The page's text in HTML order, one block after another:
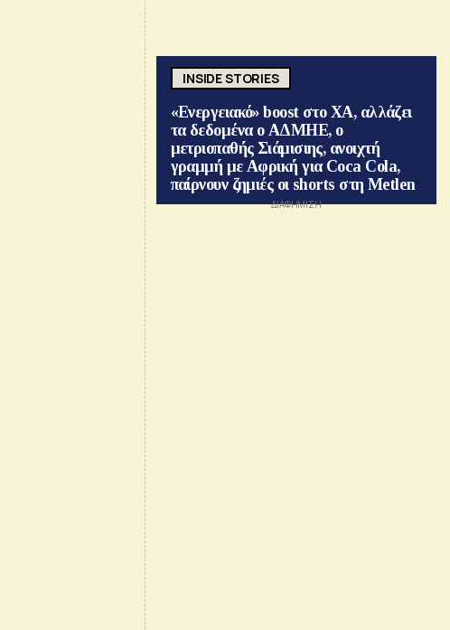
INSIDE STORIES
«Ενεργειακό» boost στο ΧΑ, αλλάζει
τα δεδομένα ο ΑΔΜΗΕ, ο
μετριοπαθής Σιάμισιης, ανοιχτή
γραμμή με Αφρική για Coca Cola,
παίρνουν ζημιές οι shorts στη Metlen